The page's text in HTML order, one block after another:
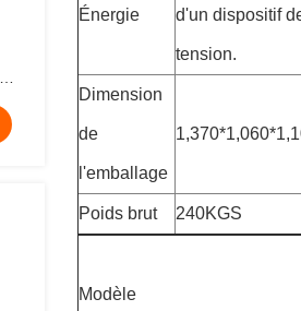
Énergie d'un dispositif
tension.
Dimension
de
l'emballage
Poids brut 240KGS
Modèle